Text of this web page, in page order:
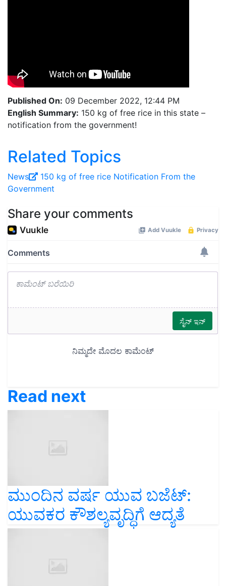
Published On: 09 December 2022, 12:44 PM
English Summary: 150 kg of free rice in this state –
notification from the government!
Related Topics
News 150 kg of free rice Notification From the
Government
Share your comments
Read next
ಮುಂದಿನ ವರ್ಷ ಯುವ ಬಜೆಟ್‌:
ಯುವಕರ ಕೌಶಲ್ಯವೃದ್ಧಿಗೆ ಆದ್ಯತೆ